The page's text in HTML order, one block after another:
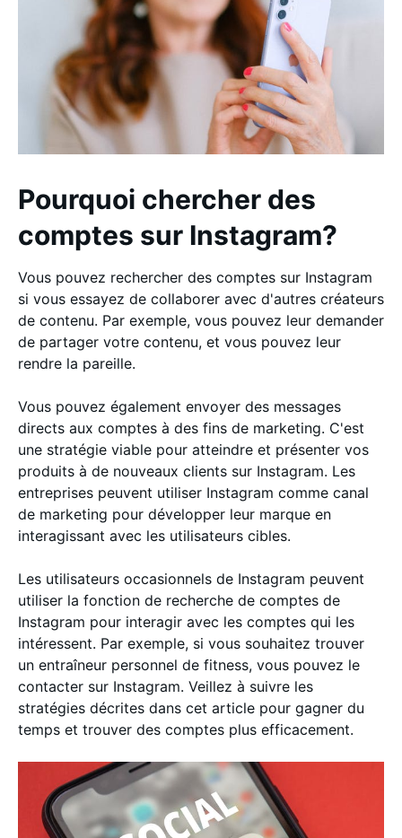
Pourquoi chercher des
comptes sur Instagram?
Vous pouvez rechercher des comptes sur Instagram
si vous essayez de collaborer avec d'autres créateurs
de contenu. Par exemple, vous pouvez leur demander
de partager votre contenu, et vous pouvez leur
rendre la pareille.
Vous pouvez également envoyer des messages
directs aux comptes à des fins de marketing. C'est
une stratégie viable pour atteindre et présenter vos
produits à de nouveaux clients sur Instagram. Les
entreprises peuvent utiliser Instagram comme canal
de marketing pour développer leur marque en
interagissant avec les utilisateurs cibles.
Les utilisateurs occasionnels de Instagram peuvent
utiliser la fonction de recherche de comptes de
Instagram pour interagir avec les comptes qui les
intéressent. Par exemple, si vous souhaitez trouver
un entraîneur personnel de fitness, vous pouvez le
contacter sur Instagram. Veillez à suivre les
stratégies décrites dans cet article pour gagner du
temps et trouver des comptes plus efficacement.